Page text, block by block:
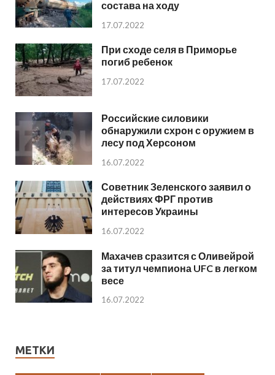
состава на ходу
17.07.2022
При сходе селя в Приморье
погиб ребенок
17.07.2022
Российские силовики
обнаружили схрон с оружием в
лесу под Херсоном
16.07.2022
Советник Зеленского заявил о
действиях ФРГ против
интересов Украины
16.07.2022
Махачев сразится с Оливейрой
за титул чемпиона UFC в легком
весе
16.07.2022
МЕТКИ